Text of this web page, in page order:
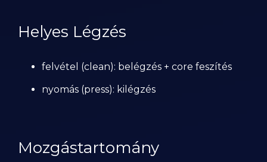
Helyes Légzés
felvétel (clean): belégzés + core feszítés
nyomás (press): kilégzés
Mozgástartomány